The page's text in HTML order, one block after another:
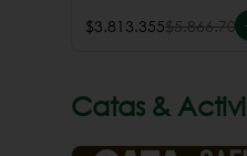
$3.813.355$5.866.700
Catas &